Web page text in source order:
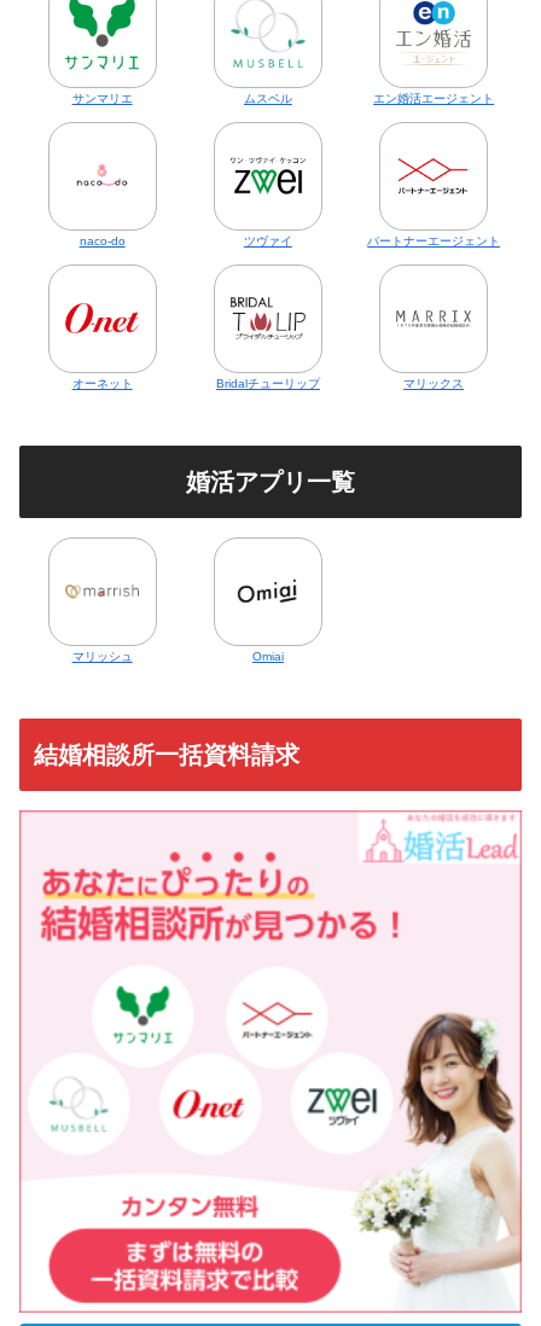
サンマリエ ムスベル エン婚活エージェント
naco-do ツヴァイ パートナーエージェント
オーネット Bridalチューリップ マリックス
婚活アプリ一覧
マリッシュ Omiai
結婚相談所一括資料請求